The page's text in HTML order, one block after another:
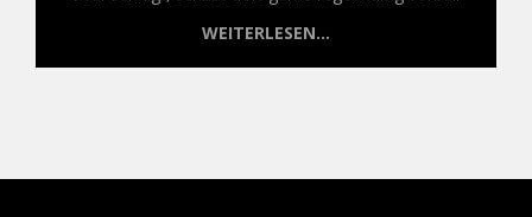
WEITERLESEN...